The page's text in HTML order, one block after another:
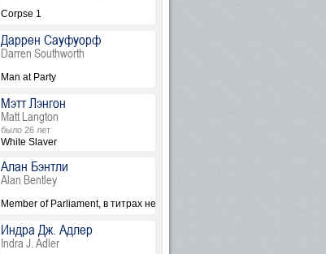
Corpse 1
Даррен Сауфуорф
Darren Southworth
Man at Party
Мэтт Лэнгон
Matt Langton
было 26 лет
White Slaver
Алан Бэнтли
Alan Bentley
Member of Parliament, в титрах не указан
Индра Дж. Адлер
Indra J. Adler